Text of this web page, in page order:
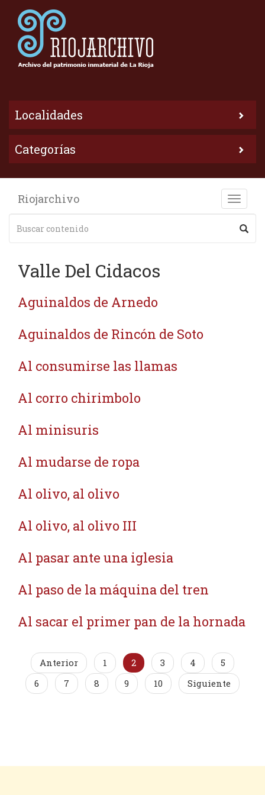
Localidades
Categorías
Toggle
Riojarchivo
Valle Del Cidacos
Aguinaldos de Arnedo
Aguinaldos de Rincón de Soto
Al consumirse las llamas
Al corro chirimbolo
Al minisuris
Al mudarse de ropa
Al olivo, al olivo
Al olivo, al olivo III
Al pasar ante una iglesia
Al paso de la máquina del tren
Al sacar el primer pan de la hornada
Anterior 1 2 3 4
5
6
7 8 9 10 Siguiente